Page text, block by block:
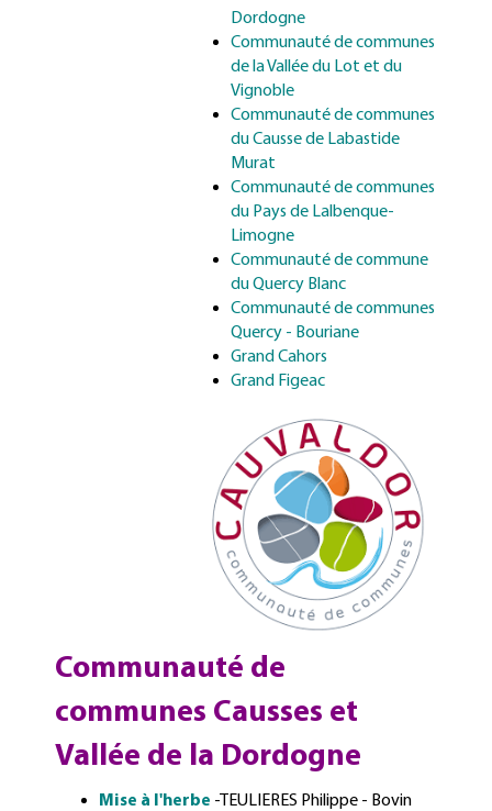
Dordogne
Communauté de communes
de la Vallée du Lot et du
Vignoble
Communauté de communes
du Causse de Labastide
Murat
Communauté de communes
du Pays de Lalbenque-
Limogne
Communauté de commune
du Quercy Blanc
Communauté de communes
Quercy - Bouriane
Grand Cahors
Grand Figeac
Communauté de
communes Causses et
Vallée de la Dordogne
Mise à l'herbe -TEULIERES Philippe - Bovin